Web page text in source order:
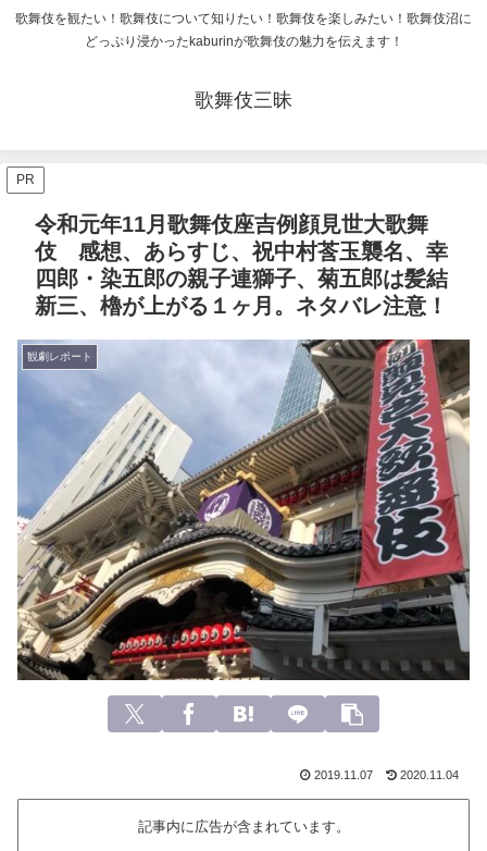
歌舞伎を観たい！歌舞伎について知りたい！歌舞伎を楽しみたい！歌舞伎沼に
どっぷり浸かったkaburinが歌舞伎の魅力を伝えます！
歌舞伎三昧
PR
令和元年11月歌舞伎座吉例顔見世大歌舞
伎 感想、あらすじ、祝中村莟玉襲名、幸
四郎・染五郎の親子連獅子、菊五郎は髪結
新三、櫓が上がる１ヶ月。ネタバレ注意！
観劇レポート
2019.11.07 2020.11.04
記事内に広告が含まれています。